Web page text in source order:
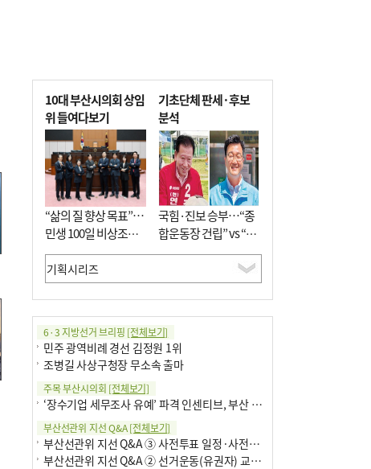
10대 부산시의회 상임
위 들여다보기
“삶의 질 향상 목표”…
민생 100일 비상조치
면밀 심사
기초단체 판세·후보
분석
국힘·진보 승부…“종
합운동장 건립” vs “출
근 공공버스 도입”
6·3 지방선거 브리핑 [전체보기]
민주 광역비례 경선 김정원 1위
조병길 사상구청장 무소속 출마
주목 부산시의회 [전체보기]
‘장수기업 세무조사 유예’ 파격 인센티브, 부산 유출 막을까
부산선관위 지선 Q&A[전체보기]
부산선관위 지선 Q&A ③ 사전투표 일정·사전투표함 보관
부산선관위 지선 Q&A ② 선거운동(유권자) 교육감투표용지